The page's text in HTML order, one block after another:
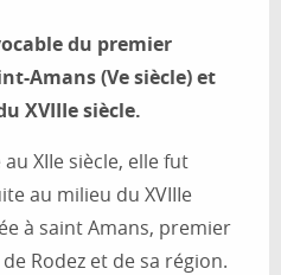
du premier
Amans (Ve siècle) et
XVIIIe siècle.
XIIe siècle, elle fut
au milieu du XVIIIe
à saint Amans, premier
Rodez et de sa région.